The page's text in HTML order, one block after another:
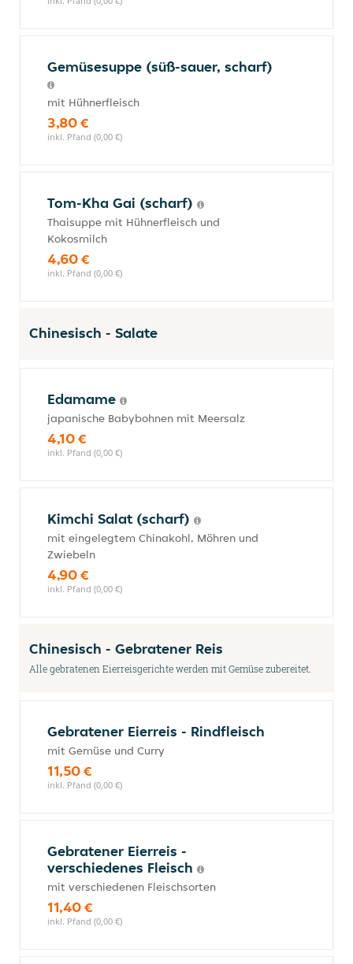
Gemüsesuppe (süß-sauer, scharf)
mit Hühnerfleisch
3,80 €
inkl. Pfand (0,00 €)
Tom-Kha Gai (scharf)
Thaisuppe mit Hühnerfleisch und
Kokosmilch
4,60 €
inkl. Pfand (0,00 €)
Chinesisch - Salate
Edamame
japanische Babybohnen mit Meersalz
4,10 €
inkl. Pfand (0,00 €)
Kimchi Salat (scharf)
mit eingelegtem Chinakohl, Möhren und
Zwiebeln
4,90 €
inkl. Pfand (0,00 €)
Chinesisch - Gebratener Reis
Alle gebratenen Eierreisgerichte werden mit Gemüse zubereitet.
Gebratener Eierreis - Rindfleisch
mit Gemüse und Curry
11,50 €
inkl. Pfand (0,00 €)
Gebratener Eierreis -
verschiedenes Fleisch
mit verschiedenen Fleischsorten
11,40 €
inkl. Pfand (0,00 €)